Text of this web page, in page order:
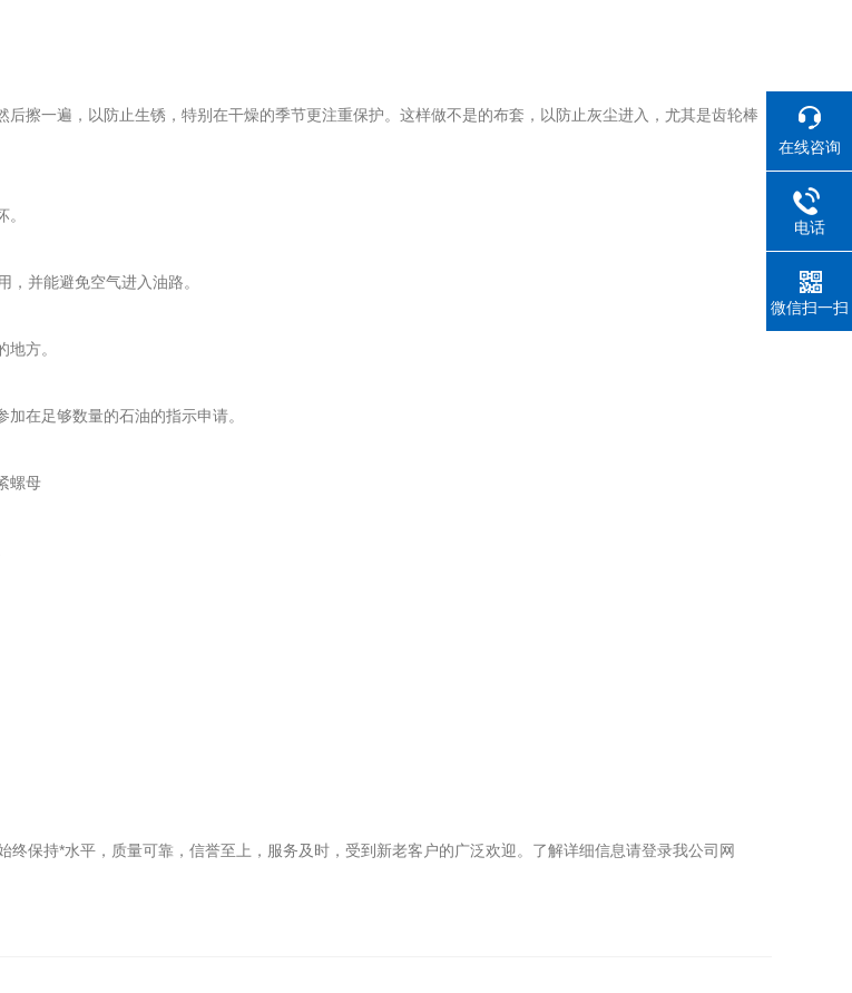
一遍，以防止生锈，特别在干燥的季节更注重保护。这样做不是的布套，以防止灰尘进入，尤其是齿轮棒
并能避免空气进入油路。
方。
在足够数量的石油的指示申请。
螺母
持*水平，质量可靠，信誉至上，服务及时，受到新老客户的广泛欢迎。了解详细信息请登录我公司网
在线咨询
电话
微信扫一扫